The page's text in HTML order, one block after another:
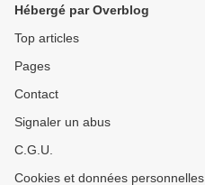
Hébergé par Overblog
Top articles
Pages
Contact
Signaler un abus
C.G.U.
Cookies et données personnelles